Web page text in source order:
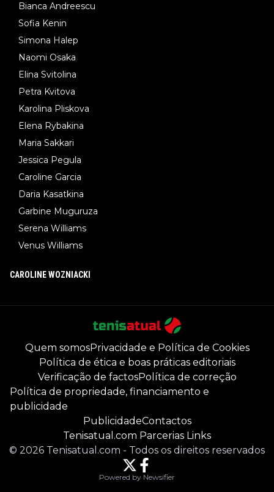
Bianca Andreescu
Sofia Kenin
Simona Halep
Naomi Osaka
Elina Svitolina
Petra Kvitova
Karolina Pliskova
Elena Rybakina
Maria Sakkari
Jessica Pegula
Caroline Garcia
Daria Kasatkina
Garbine Muguruza
Serena Williams
Venus Williams
CAROLINE WOZNIACKI
Quem somosPrivacidade e Política de Cookies
Política de ética e boas práticas editoriais
Verificação de factosPolítica de correção
Política de propriedade, financiamento e
publicidade
PublicidadeContactos
Tenisatual.com Parcerias Links
© 2026 Tenisatual.com - Todos os direitos reservados
Powered by Newsifier